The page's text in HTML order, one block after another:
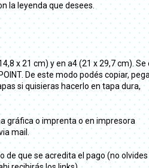
la leyenda que desees.
x 21 cm) y en a4 (21 x 29,7 cm). Se
De este modo podés copiar,
si quisieras hacerlo en tapa dura,
gráfica o imprenta o en impresora
mail.
de que se acredita el pago (no olvides